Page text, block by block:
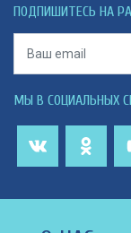
ПОДПИШИТЕСЬ НА
МЫ В СОЦИАЛЬНЫХ